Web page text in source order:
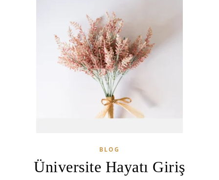
BLOG
Üniversite Hayatı Giriş